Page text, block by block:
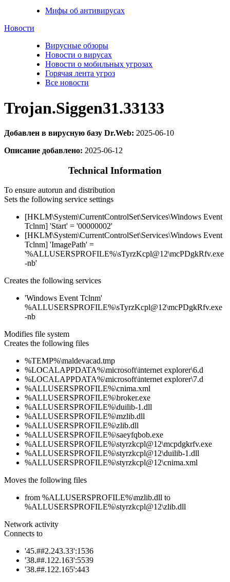
Мифы об антивирусах
Новости
Вирусные обзоры
Новости о вирусах
Новости о мобильных угрозах
Горячая лента угроз
Все новости
Trojan.Siggen31.33133
Добавлен в вирусную базу Dr.Web: 2025-06-10
Описание добавлено: 2025-06-12
Technical Information
To ensure autorun and distribution
Sets the following service settings
[HKLM\System\CurrentControlSet\Services\Windows Event
Tclnm] 'Start' = '00000002'
[HKLM\System\CurrentControlSet\Services\Windows Event
Tclnm] 'ImagePath' =
'%ALLUSERSPROFILE%\sTyrzKcpl@12\mcPDgkRfv.exe
-nb'
Creates the following services
'Windows Event Tclnm'
%ALLUSERSPROFILE%\sTyrzKcpl@12\mcPDgkRfv.exe
-nb
Modifies file system
Creates the following files
%TEMP%\maldevacad.tmp
%LOCALAPPDATA%\microsoft\internet explorer\6.d
%LOCALAPPDATA%\microsoft\internet explorer\7.d
%ALLUSERSPROFILE%\cnima.xml
%ALLUSERSPROFILE%\broker.exe
%ALLUSERSPROFILE%\duilib-1.dll
%ALLUSERSPROFILE%\mzlib.dll
%ALLUSERSPROFILE%\zlib.dll
%ALLUSERSPROFILE%\saeyfqbob.exe
%ALLUSERSPROFILE%\styrzkcpl@12\mcpdgkrfv.exe
%ALLUSERSPROFILE%\styrzkcpl@12\duilib-1.dll
%ALLUSERSPROFILE%\styrzkcpl@12\cnima.xml
Moves the following files
from %ALLUSERSPROFILE%\mzlib.dll to
%ALLUSERSPROFILE%\styrzkcpl@12\zlib.dll
Network activity
Connects to
'45.##2.243.33':1536
'38.##.122.163':5539
'38.##.122.165':443